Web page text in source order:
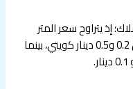
إذ يتراوح سعر المتر
الواحد لكابل الشبكة (CAT5e/CAT6) بين 0.2 و0.5 دينار كويتي، بينما